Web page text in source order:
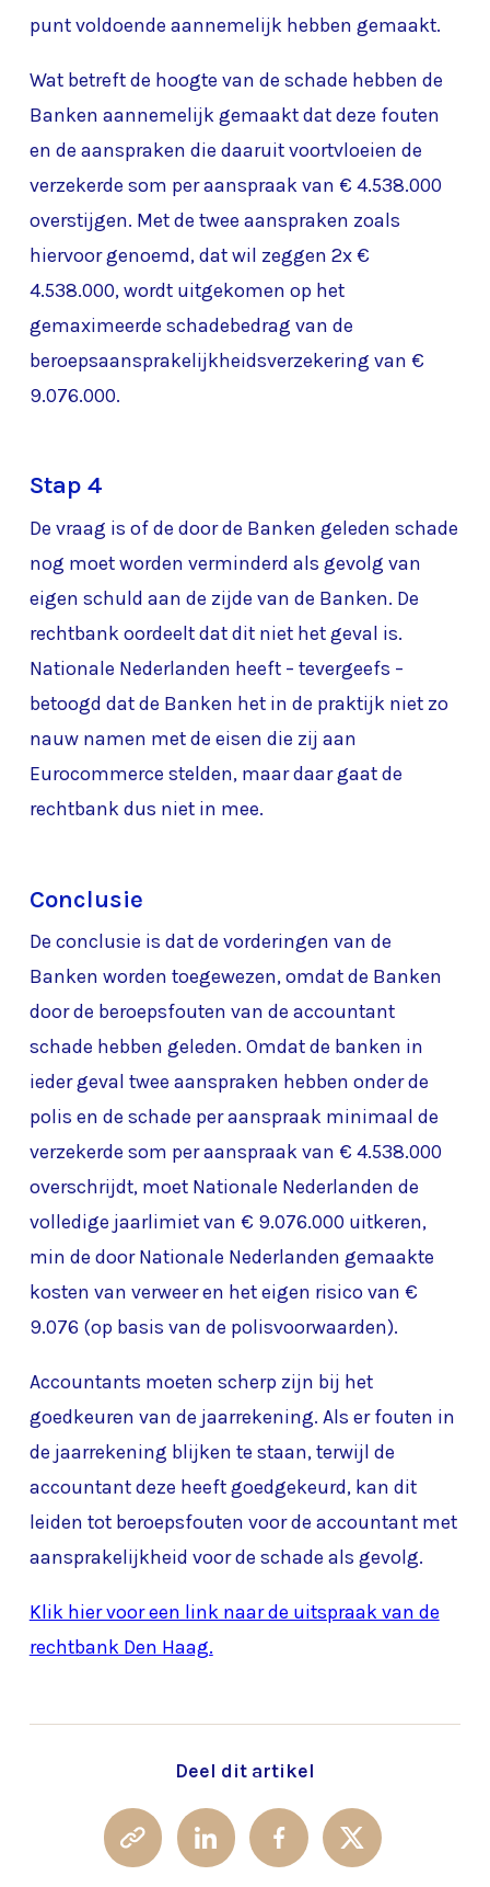
punt voldoende aannemelijk hebben gemaakt.
Wat betreft de hoogte van de schade hebben de
Banken aannemelijk gemaakt dat deze fouten
en de aanspraken die daaruit voortvloeien de
verzekerde som per aanspraak van € 4.538.000
overstijgen. Met de twee aanspraken zoals
hiervoor genoemd, dat wil zeggen 2x €
4.538.000, wordt uitgekomen op het
gemaximeerde schadebedrag van de
beroepsaansprakelijkheidsverzekering van €
9.076.000.
Stap 4
De vraag is of de door de Banken geleden schade
nog moet worden verminderd als gevolg van
eigen schuld aan de zijde van de Banken. De
rechtbank oordeelt dat dit niet het geval is.
Nationale Nederlanden heeft – tevergeefs –
betoogd dat de Banken het in de praktijk niet zo
nauw namen met de eisen die zij aan
Eurocommerce stelden, maar daar gaat de
rechtbank dus niet in mee.
Conclusie
De conclusie is dat de vorderingen van de
Banken worden toegewezen, omdat de Banken
door de beroepsfouten van de accountant
schade hebben geleden. Omdat de banken in
ieder geval twee aanspraken hebben onder de
polis en de schade per aanspraak minimaal de
verzekerde som per aanspraak van € 4.538.000
overschrijdt, moet Nationale Nederlanden de
volledige jaarlimiet van € 9.076.000 uitkeren,
min de door Nationale Nederlanden gemaakte
kosten van verweer en het eigen risico van €
9.076 (op basis van de polisvoorwaarden).
Accountants moeten scherp zijn bij het
goedkeuren van de jaarrekening. Als er fouten in
de jaarrekening blijken te staan, terwijl de
accountant deze heeft goedgekeurd, kan dit
leiden tot beroepsfouten voor de accountant met
aansprakelijkheid voor de schade als gevolg.
Klik hier voor een link naar de uitspraak van de
rechtbank Den Haag.
Deel dit artikel